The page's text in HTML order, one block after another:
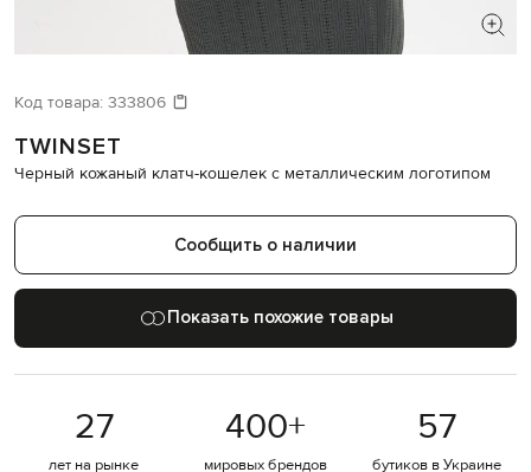
Давайте подберем что-то еще
Похожие товары
Код товара: 333806
TWINSET
Черный кожаный клатч-кошелек с металлическим логотипом
Сообщить о наличии
Показать похожие товары
27
лет на рынке
400+
мировых брендов
57
бутиков в Украине